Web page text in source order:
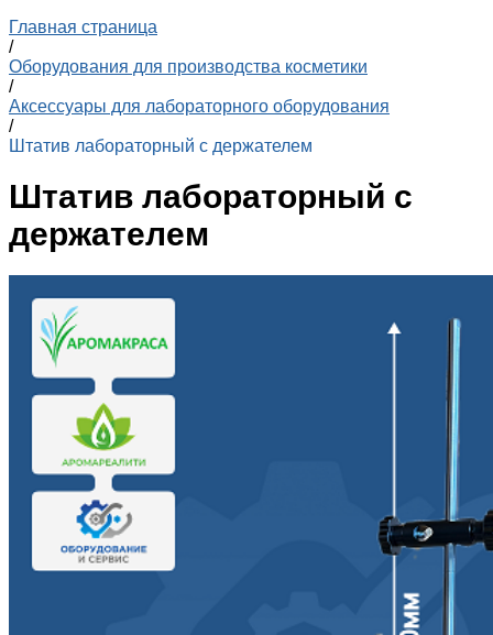
Главная страница
/
Оборудования для производства косметики
/
Аксессуары для лабораторного оборудования
/
Штатив лабораторный с держателем
Штатив лабораторный с
держателем